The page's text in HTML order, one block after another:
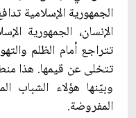
الجمهورية الإسلامية
الإنسان، الجمهورية
تتراجع أمام الظلم
تتخلى عن قيمها. هذا
وبيّنها هؤلاء الشباب
المفروضة.